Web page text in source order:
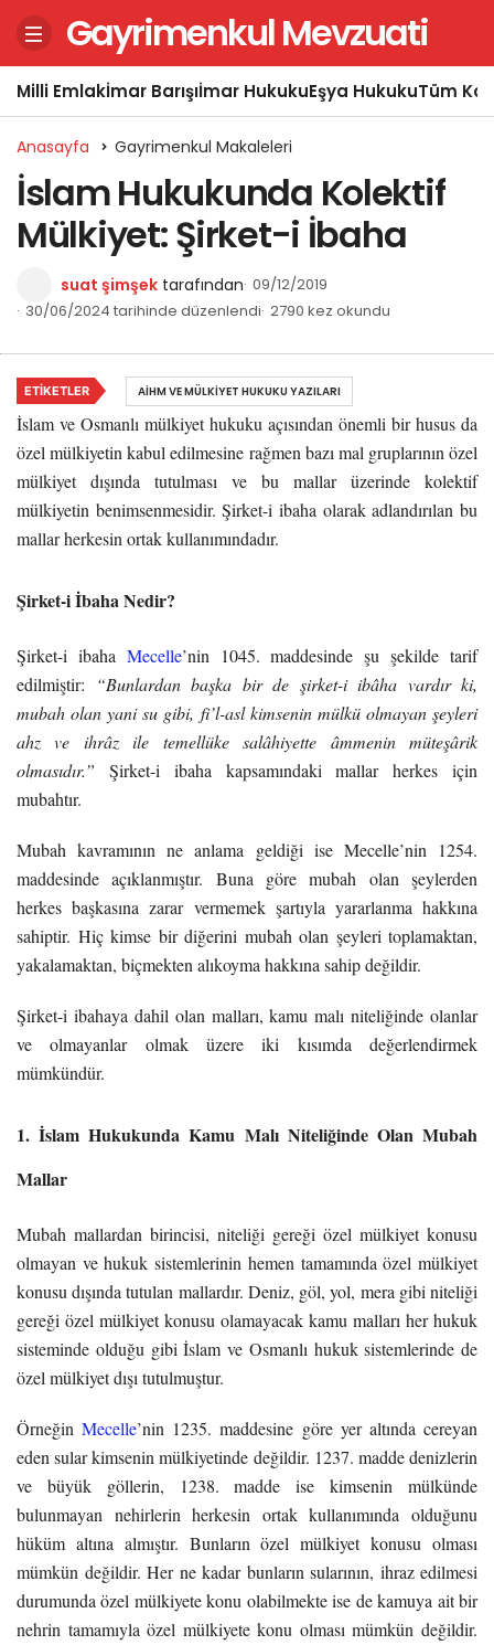
Gayrimenkul Mevzuati
Milli Emlakİmar Barışıİmar HukukuEşya HukukuTüm
Anasayfa Gayrimenkul Makaleleri
İslam Hukukunda Kolektif
Mülkiyet: Şirket-i İbaha
suat şimşek tarafından 09/12/2019
30/06/2024 tarihinde düzenlendi 2790 kez okundu
İslam ve Osmanlı mülkiyet hukuku açısından önemli bir husus da
özel mülkiyetin kabul edilmesine rağmen bazı mal gruplarının özel
mülkiyet dışında tutulması ve bu mallar üzerinde kolektif
mülkiyetin benimsenmesidir. Şirket-i ibaha olarak adlandırılan bu
mallar herkesin ortak kullanımındadır.
Şirket-i İbaha Nedir?
Şirket-i ibaha Mecelle’nin 1045. maddesinde şu şekilde tarif
edilmiştir:
“Bunlardan başka bir de şirket-i ibâha vardır ki,
mubah olan yani su gibi, fi’l-asl kimsenin mülkü olmayan şeyleri
ahz ve ihrâz ile temellüke salâhiyette âmmenin müteşârik
olmasıdır.” Şirket-i ibaha kapsamındaki mallar herkes için
mubahtır.
Mubah kavramının ne anlama geldiği ise Mecelle’nin 1254.
maddesinde açıklanmıştır. Buna göre mubah olan şeylerden
herkes başkasına zarar vermemek şartıyla yararlanma hakkına
sahiptir. Hiç kimse bir diğerini mubah olan şeyleri toplamaktan,
yakalamaktan, biçmekten alıkoyma hakkına sahip değildir.
Şirket-i ibahaya dahil olan malları, kamu malı niteliğinde olanlar
ve olmayanlar olmak üzere iki kısımda değerlendirmek
mümkündür.
1. İslam Hukukunda Kamu Malı Niteliğinde Olan Mubah
Mallar
Mubah mallardan birincisi, niteliği gereği özel mülkiyet konusu
olmayan ve hukuk sistemlerinin hemen tamamında özel mülkiyet
konusu dışında tutulan mallardır. Deniz, göl, yol, mera gibi niteliği
gereği özel mülkiyet konusu olamayacak kamu malları her hukuk
sisteminde olduğu gibi İslam ve Osmanlı hukuk sistemlerinde de
özel mülkiyet dışı tutulmuştur.
ÖrneğinMecelle’nin 1235. maddesine göre yer altında cereyan
eden sular kimsenin mülkiyetinde değildir. 1237. madde denizlerin
ve büyük göllerin, 1238. madde ise kimsenin mülkünde
bulunmayan nehirlerin herkesin ortak kullanımında olduğunu
hüküm altına almıştır. Bunların özel mülkiyet konusu olması
mümkün değildir. Her ne kadar bunların sularının, ihraz edilmesi
durumunda özel mülkiyete konu olabilmekte ise de kamuya ait bir
nehrin tamamıyla özel mülkiyete konu olması mümkün değildir.
ETIKETLER AİHM VE MÜLKIYET HUKUKU YAZILARI